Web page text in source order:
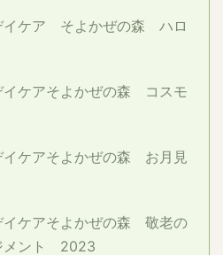
イケア そよかぜの森 ハロ
ケアそよかぜの森 コスモ
ケアそよかぜの森 お月見
ケアそよかぜの森 敬老の
メント 2023